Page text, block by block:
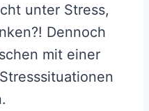
unter Stress,
Dennoch
mit einer